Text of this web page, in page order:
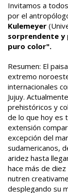
Invitamos a
por el
Kulemeyer
sorprendente y
puro color".
Resumen: El
extremo
internacionales
Jujuy.
prehistóricos y
de lo que hoy es
extensión
excepción del
sudamericanos,
aridez hasta
hace más de
nutren
desplegando su